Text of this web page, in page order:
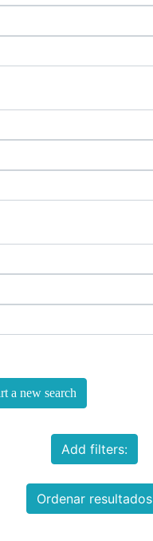
a new search
Add filters:
Ordenar resultados